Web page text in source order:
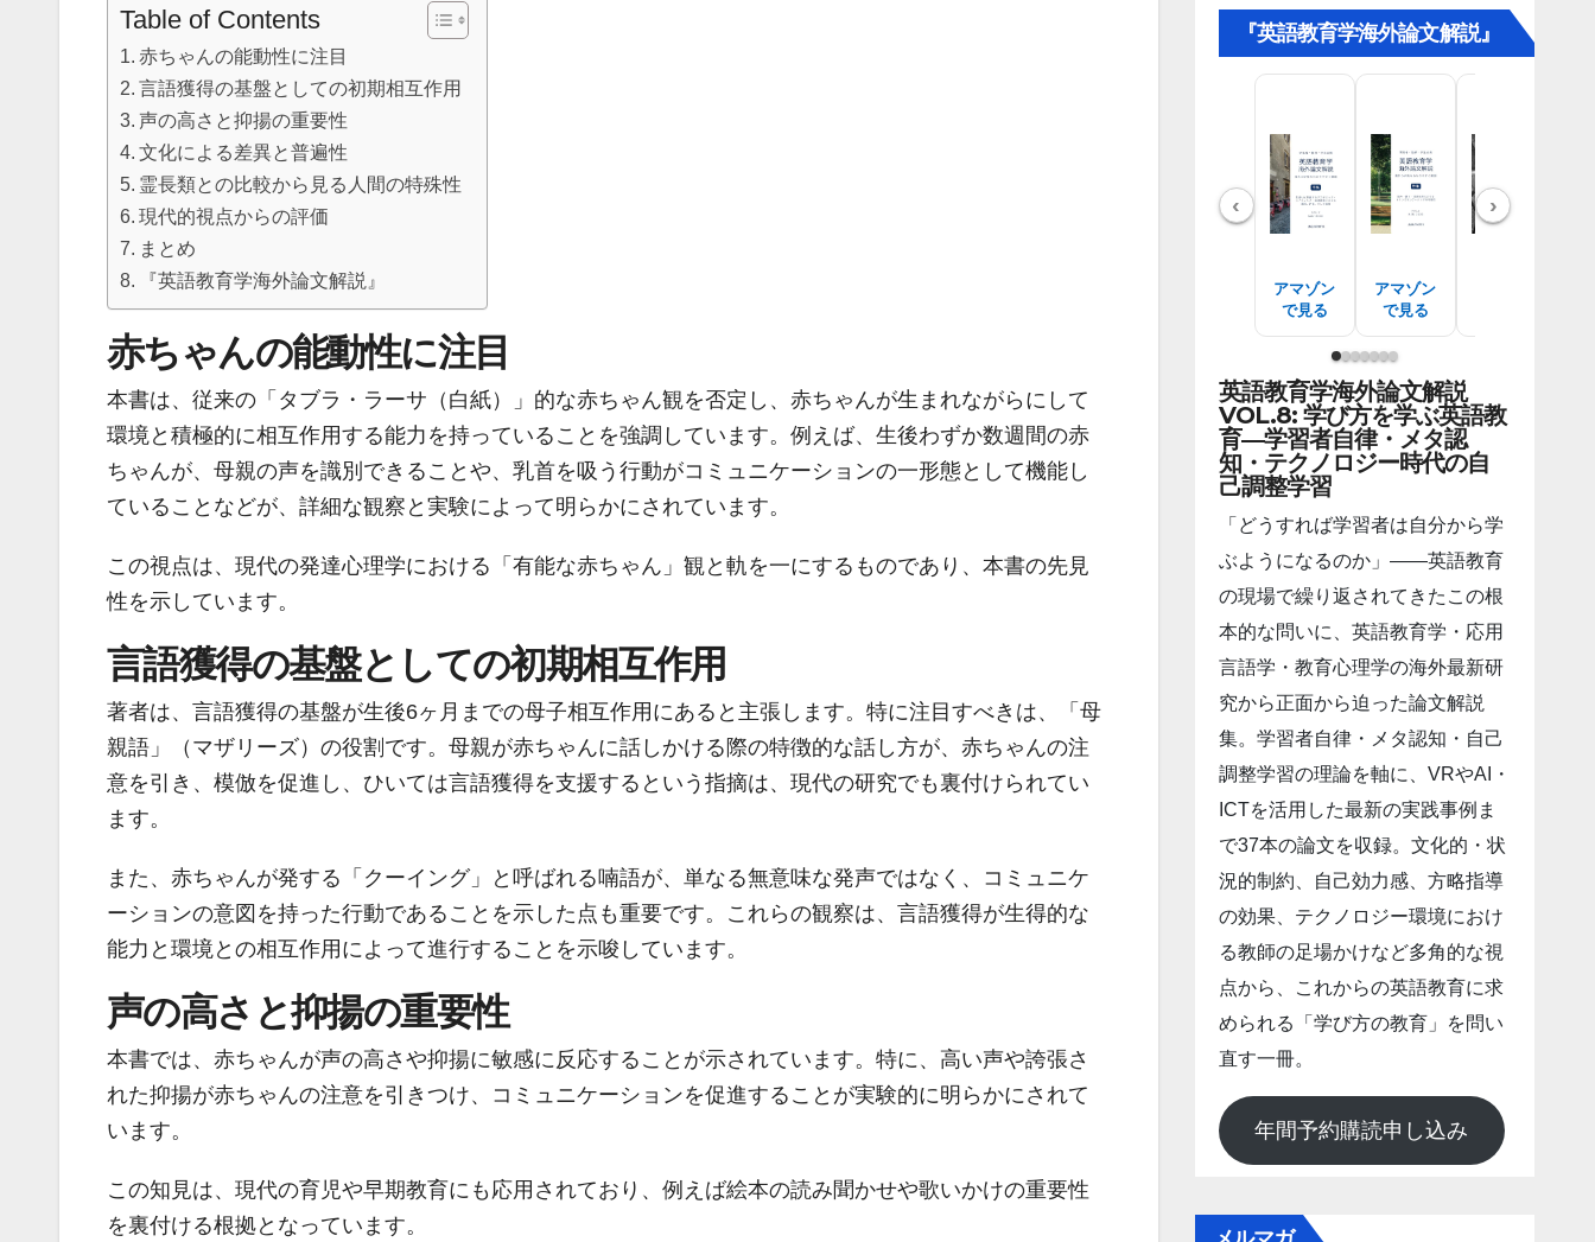
Table of Contents
赤ちゃんの能動性に注目
言語獲得の基盤としての初期相互作用
声の高さと抑揚の重要性
文化による差異と普遍性
霊長類との比較から見る人間の特殊性
現代的視点からの評価
まとめ
『英語教育学海外論文解説』
赤ちゃんの能動性に注目
本書は、従来の「タブラ・ラーサ（白紙）」的な赤ちゃん観を否定し、赤ちゃんが生まれながらにして
環境と積極的に相互作用する能力を持っていることを強調しています。例えば、生後わずか数週間の赤
ちゃんが、母親の声を識別できることや、乳首を吸う行動がコミュニケーションの一形態として機能し
ていることなどが、詳細な観察と実験によって明らかにされています。
この視点は、現代の発達心理学における「有能な赤ちゃん」観と軌を一にするものであり、本書の先見
性を示しています。
言語獲得の基盤としての初期相互作用
著者は、言語獲得の基盤が生後6ヶ月までの母子相互作用にあると主張します。特に注目すべきは、「母
親語」（マザリーズ）の役割です。母親が赤ちゃんに話しかける際の特徴的な話し方が、赤ちゃんの注
意を引き、模倣を促進し、ひいては言語獲得を支援するという指摘は、現代の研究でも裏付けられてい
ます。
また、赤ちゃんが発する「クーイング」と呼ばれる喃語が、単なる無意味な発声ではなく、コミュニケ
ーションの意図を持った行動であることを示した点も重要です。これらの観察は、言語獲得が生得的な
能力と環境との相互作用によって進行することを示唆しています。
声の高さと抑揚の重要性
本書では、赤ちゃんが声の高さや抑揚に敏感に反応することが示されています。特に、高い声や誇張さ
れた抑揚が赤ちゃんの注意を引きつけ、コミュニケーションを促進することが実験的に明らかにされて
います。
この知見は、現代の育児や早期教育にも応用されており、例えば絵本の読み聞かせや歌いかけの重要性
を裏付ける根拠となっています。
『英語教育学海外論文解説』
‹
アマゾン
で見る
アマゾン
で見る
›
英語教育学海外論文解説
VOL.8: 学び方を学ぶ英語教
育―学習者自律・メタ認
知・テクノロジー時代の自
己調整学習
「どうすれば学習者は自分から学
ぶようになるのか」――英語教育
の現場で繰り返されてきたこの根
本的な問いに、英語教育学・応用
言語学・教育心理学の海外最新研
究から正面から迫った論文解説
集。学習者自律・メタ認知・自己
調整学習の理論を軸に、VRやAI・
ICTを活用した最新の実践事例ま
で37本の論文を収録。文化的・状
況的制約、自己効力感、方略指導
の効果、テクノロジー環境におけ
る教師の足場かけなど多角的な視
点から、これからの英語教育に求
められる「学び方の教育」を問い
直す一冊。
年間予約購読申し込み